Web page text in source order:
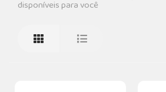
disponíveis para você